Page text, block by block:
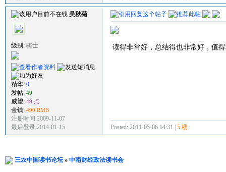
吴秋菊
级别: 骑士
精华: 0
发帖: 49
威望: 49 点
金钱: 490 RMB
注册时间:2009-11-07
最后登录:2014-01-15
读得非常好，总结得也非常好，值
Posted: 2011-05-06 14:31 | 5 楼
三农中国读书论坛» 中南财经政法读书会